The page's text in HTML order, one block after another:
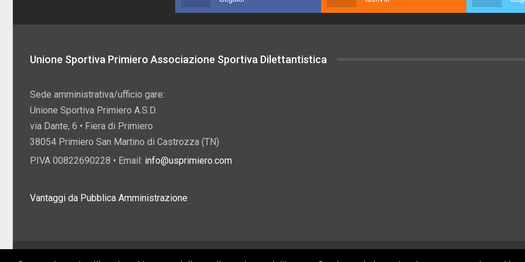
Unione Sportiva Primiero Associazione Sportiva Dilettantistica
Sede amministrativa/ufficio gare:
Unione Sportiva Primiero A.S.D.
via Dante, 6 • Fiera di Primiero
38054 Primiero San Martino di Castrozza (TN)
P.IVA 00822690228 • Email: info@usprimiero.com
Vantaggi da Pubblica Amministrazione